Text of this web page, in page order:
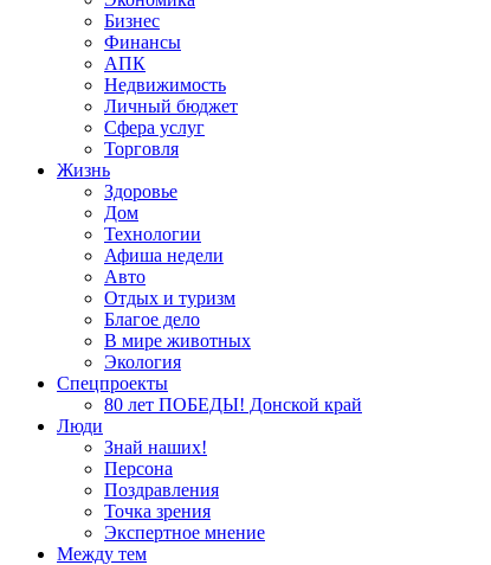
Бизнес
Финансы
АПК
Недвижимость
Личный бюджет
Сфера услуг
Торговля
Жизнь
Здоровье
Дом
Технологии
Афиша недели
Авто
Отдых и туризм
Благое дело
В мире животных
Экология
Спецпроекты
80 лет ПОБЕДЫ! Донской край
Люди
Знай наших!
Персона
Поздравления
Точка зрения
Экспертное мнение
Между тем